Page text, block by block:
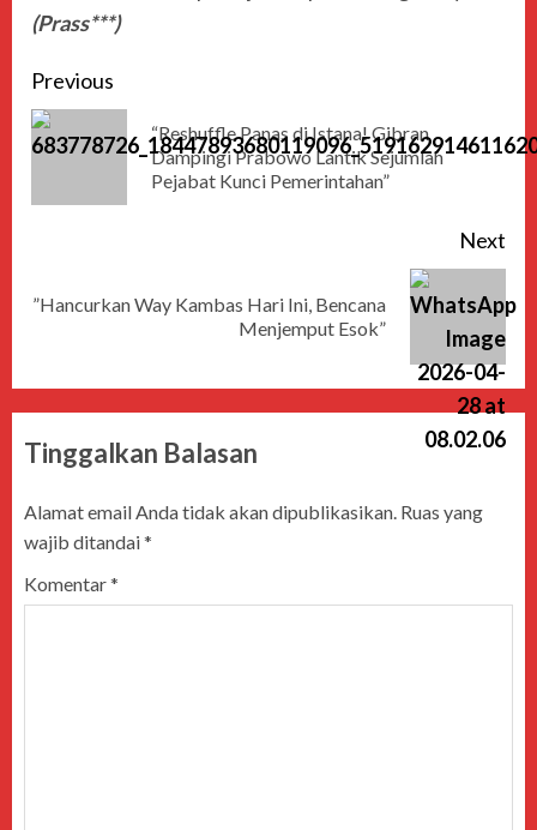
(Prass***)
Previous
“Reshuffle Panas di Istana! Gibran
Dampingi Prabowo Lantik Sejumlah
Pejabat Kunci Pemerintahan”
Next
”Hancurkan Way Kambas Hari Ini, Bencana
Menjemput Esok”
Tinggalkan Balasan
Alamat email Anda tidak akan dipublikasikan. Ruas yang
wajib ditandai*
Komentar*